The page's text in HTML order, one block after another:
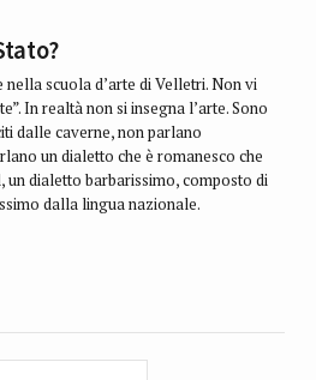
scuola d’arte di Velletri. Non vi
In realtà non si insegna l’arte. Sono
dalle caverne, non parlano
un dialetto che è romanesco che
un dialetto barbarissimo, composto di
dalla lingua nazionale.